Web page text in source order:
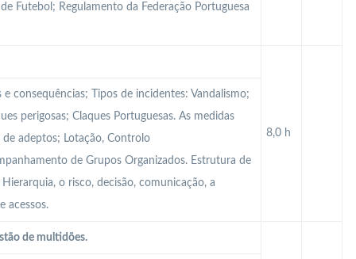
Futebol; Regulamento da Federação Portuguesa
8,0 h
consequências; Tipos de incidentes: Vandalismo;
perigosas; Claques Portuguesas. As medidas
adeptos; Lotação, Controlo
de Grupos Organizados. Estrutura de
o risco, decisão, comunicação, a
acessos.
de multidões.